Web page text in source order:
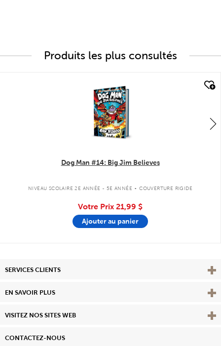
Produits les plus consultés
Dog Man #14: Big Jim Believes
NIVEAU SCOLAIRE 2E ANNÉE - 5E ANNÉE . COUVERTURE RIGIDE
Votre Prix 21,99 $
Ajouter au panier
SERVICES CLIENTS
EN SAVOIR PLUS View
VISITEZ NOS SITES WEB
CONTACTEZ-NOUS